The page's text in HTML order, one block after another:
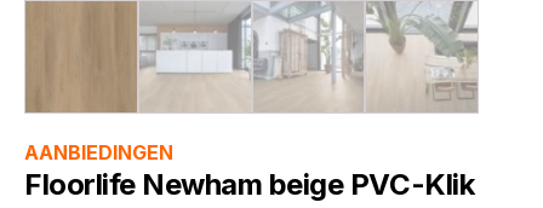
AANBIEDINGEN
Floorlife Newham beige PVC-Klik